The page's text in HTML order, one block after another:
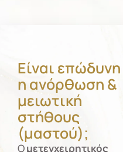
Είναι επώδυνη
η ανόρθωση &
μειωτική
στήθους
(μαστού);
Ομετεγχειρητικός